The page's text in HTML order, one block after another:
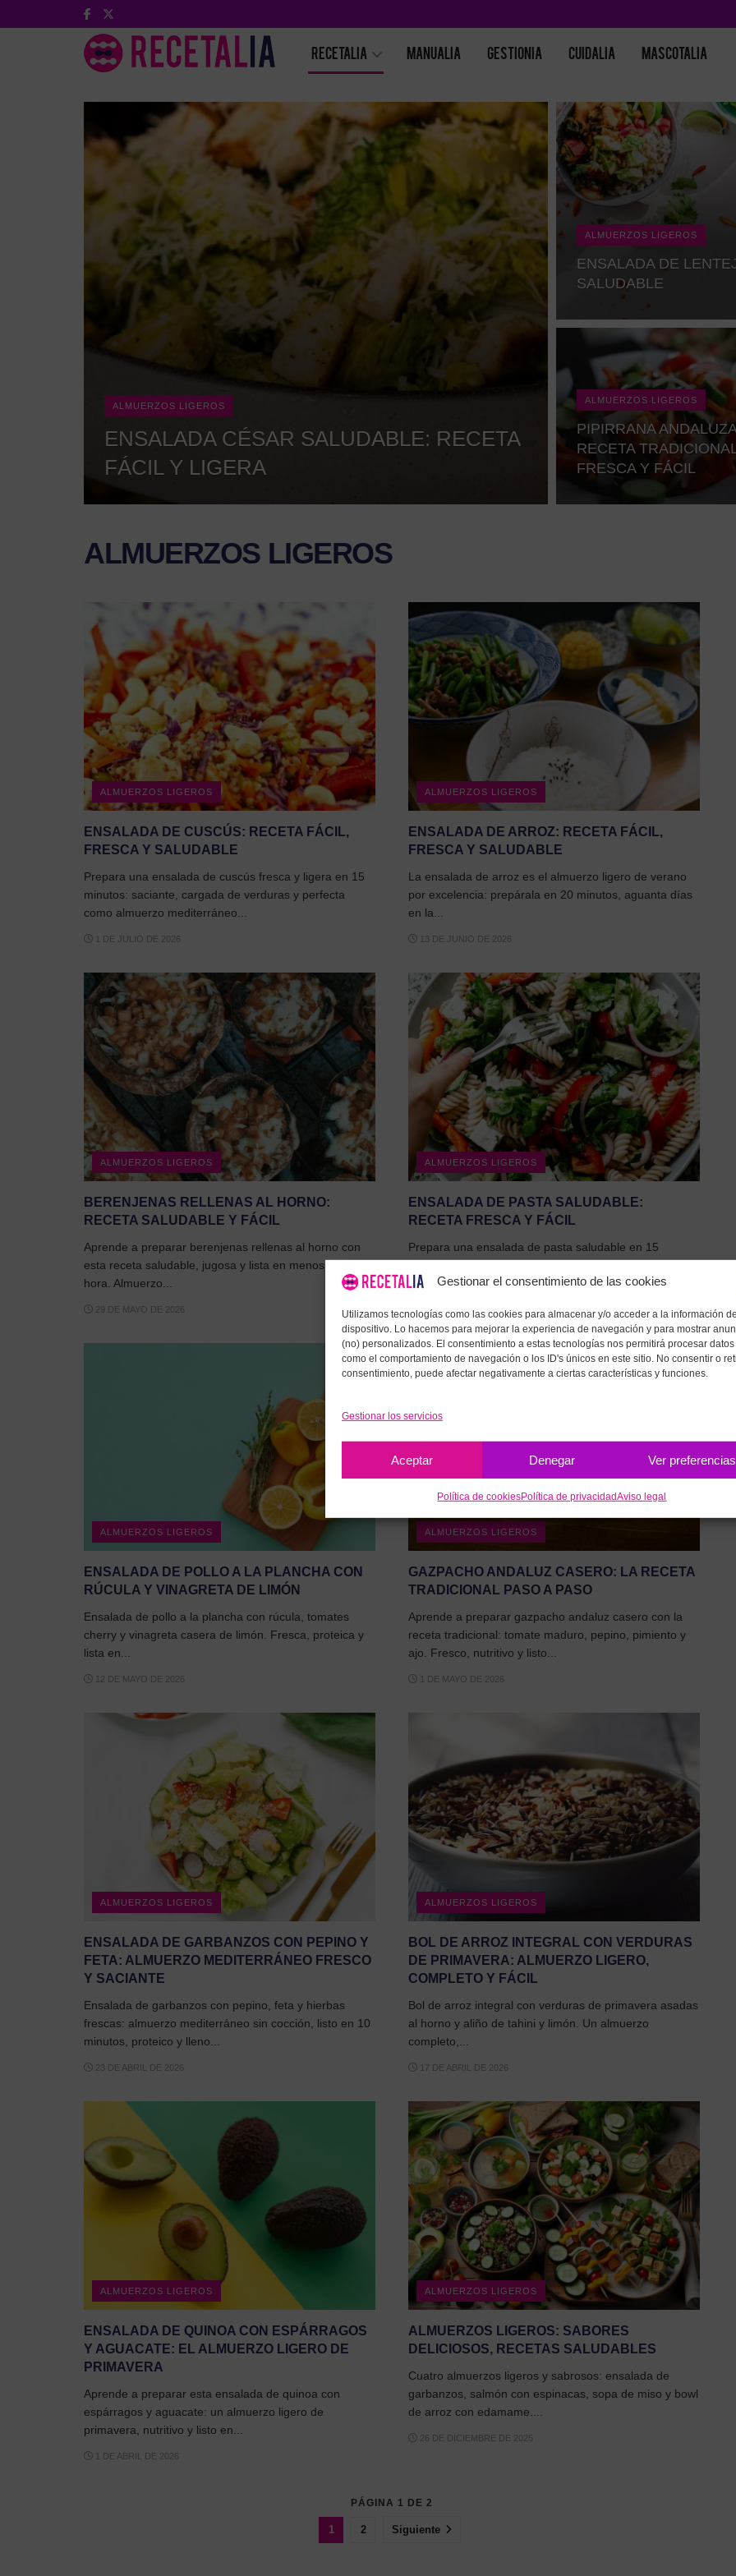
Gestionar el consentimiento de las cookies
Utilizamos tecnologías como las cookies para almacenar y/o acceder a la información del
dispositivo. Lo hacemos para mejorar la experiencia de navegación y para mostrar
(no) personalizados. El consentimiento a estas tecnologías nos permitirá procesar datos
como el comportamiento de navegación o los ID's únicos en este sitio. No consentir o
consentimiento, puede afectar negativamente a ciertas características y funciones.
Gestionar los servicios
Aceptar Denegar Ver preferencias
Política de cookiesPolítica de privacidadAviso legal
RECETALIA MANUALIA GESTIONIA CUIDALIA MASCOTALIA
ALMUERZOS LIGEROS
ENSALADA CÉSAR SALUDABLE: RECETA
FÁCIL Y LIGERA
ALMUERZOS LIGEROS
ENSALADA DE
SALUDABLE
ALMUERZOS LIGEROS
PIPIRRANA
RECETA
FRESCA Y FÁCIL
ALMUERZOS LIGEROS
ALMUERZOS LIGEROS
ENSALADA DE CUSCÚS: RECETA FÁCIL,
FRESCA Y SALUDABLE
Prepara una ensalada de cuscús fresca y ligera en 15
minutos: saciante, cargada de verduras y perfecta
como almuerzo mediterráneo...
1 DE JULIO DE 2026
ALMUERZOS LIGEROS
ENSALADA DE ARROZ: RECETA FÁCIL,
FRESCA Y SALUDABLE
La ensalada de arroz es el almuerzo ligero de verano
por excelencia: prepárala en 20 minutos, aguanta días
en la...
13 DE JUNIO DE 2026
ALMUERZOS LIGEROS
BERENJENAS RELLENAS AL HORNO:
RECETA SALUDABLE Y FÁCIL
Aprende a preparar berenjenas rellenas al horno con
esta receta saludable, jugosa y lista en menos de una
hora. Almuerzo...
29 DE MAYO DE 2026
ALMUERZOS LIGEROS
ENSALADA DE PASTA SALUDABLE:
RECETA FRESCA Y FÁCIL
Prepara una ensalada de pasta saludable en 15
Trucos para que quede...
23 DE MAYO DE 2026
ALMUERZOS LIGEROS
ENSALADA DE POLLO A LA PLANCHA CON
RÚCULA Y VINAGRETA DE LIMÓN
Ensalada de pollo a la plancha con rúcula, tomates
cherry y vinagreta casera de limón. Fresca, proteica y
lista en...
12 DE MAYO DE 2026
ALMUERZOS LIGEROS
GAZPACHO ANDALUZ CASERO: LA RECETA
TRADICIONAL PASO A PASO
Aprende a preparar gazpacho andaluz casero con la
receta tradicional: tomate maduro, pepino, pimiento y
ajo. Fresco, nutritivo y listo...
1 DE MAYO DE 2026
ALMUERZOS LIGEROS
ENSALADA DE GARBANZOS CON PEPINO Y
FETA: ALMUERZO MEDITERRÁNEO FRESCO
Y SACIANTE
Ensalada de garbanzos con pepino, feta y hierbas
frescas: almuerzo mediterráneo sin cocción, listo en 10
minutos, proteico y lleno...
23 DE ABRIL DE 2026
ALMUERZOS LIGEROS
BOL DE ARROZ INTEGRAL CON VERDURAS
DE PRIMAVERA: ALMUERZO LIGERO,
COMPLETO Y FÁCIL
Bol de arroz integral con verduras de primavera asadas
al horno y aliño de tahini y limón. Un almuerzo
completo,...
17 DE ABRIL DE 2026
ALMUERZOS LIGEROS
ENSALADA DE QUINOA CON ESPÁRRAGOS
Y AGUACATE: EL ALMUERZO LIGERO DE
PRIMAVERA
Aprende a preparar esta ensalada de quinoa con
espárragos y aguacate: un almuerzo ligero de
primavera, nutritivo y listo en...
1 DE ABRIL DE 2026
ALMUERZOS LIGEROS
ALMUERZOS LIGEROS: SABORES
DELICIOSOS, RECETAS SALUDABLES
Cuatro almuerzos ligeros y sabrosos: ensalada de
garbanzos, salmón con espinacas, sopa de miso y bowl
de arroz con edamame....
26 DE DICIEMBRE DE 2025
PÁGINA 1 DE 2
1 2 Siguiente